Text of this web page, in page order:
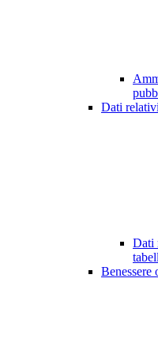
Dati
Dati
Benessere